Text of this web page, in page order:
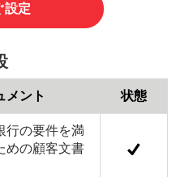
設定
メント 状態
行の要件を満
めの顧客文書